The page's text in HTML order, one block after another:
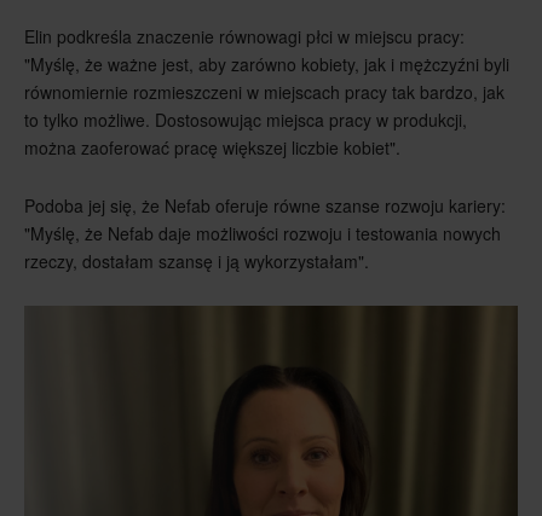
Elin podkreśla znaczenie równowagi płci w miejscu pracy:
"Myślę, że ważne jest, aby zarówno kobiety, jak i mężczyźni byli
równomiernie rozmieszczeni w miejscach pracy tak bardzo, jak
to tylko możliwe. Dostosowując miejsca pracy w produkcji,
można zaoferować pracę większej liczbie kobiet".
Podoba jej się, że Nefab oferuje równe szanse rozwoju kariery:
"Myślę, że Nefab daje możliwości rozwoju i testowania nowych
rzeczy, dostałam szansę i ją wykorzystałam".